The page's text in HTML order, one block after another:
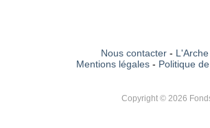
Nous contacter-
Mentions légales - Politique
Copyright © 2026